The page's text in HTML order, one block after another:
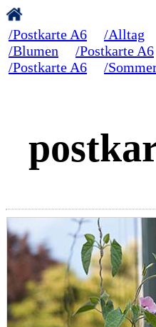
/Postkarte A6 /Alltag
/Blumen
/Postkarte A6
/Postkarte A6
/